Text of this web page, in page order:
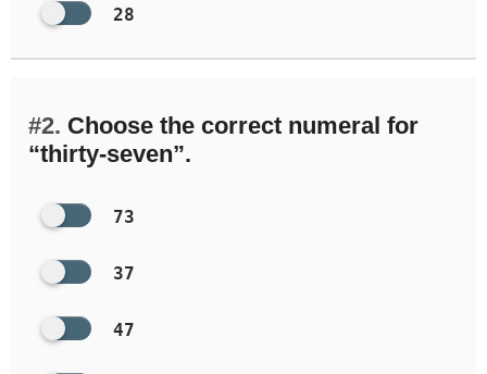
28
#2. Choose the correct numeral for
“thirty-seven”.
73
37
47